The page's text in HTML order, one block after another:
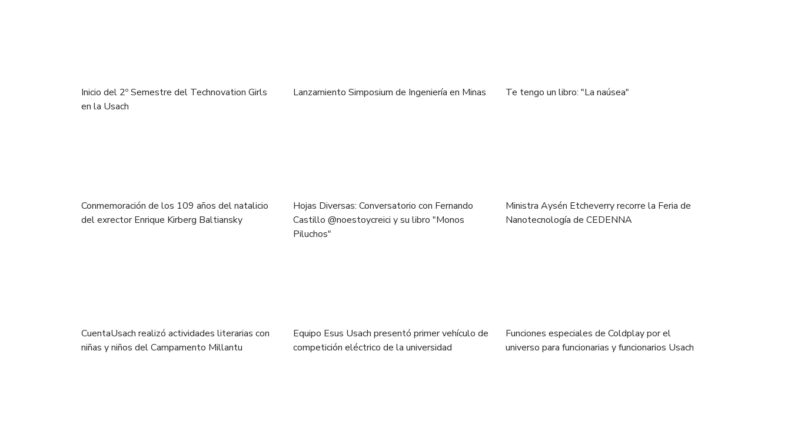
Inicio del 2º Semestre del Technovation Girls
en la Usach
Lanzamiento Simposium de Ingeniería en Minas Te tengo un libro: "La naúsea"
Conmemoración de los 109 años del natalicio
del exrector Enrique Kirberg Baltiansky
Hojas Diversas: Conversatorio con Fernando
Castillo @noestoycreici y su libro "Monos
Piluchos"
Ministra Aysén Etcheverry recorre la Feria de
Nanotecnología de CEDENNA
CuentaUsach realizó actividades literarias con
niñas y niños del Campamento Millantu
Equipo Esus Usach presentó primer vehículo de
competición eléctrico de la universidad
Funciones especiales de Coldplay por el
universo para funcionarias y funcionarios Usach